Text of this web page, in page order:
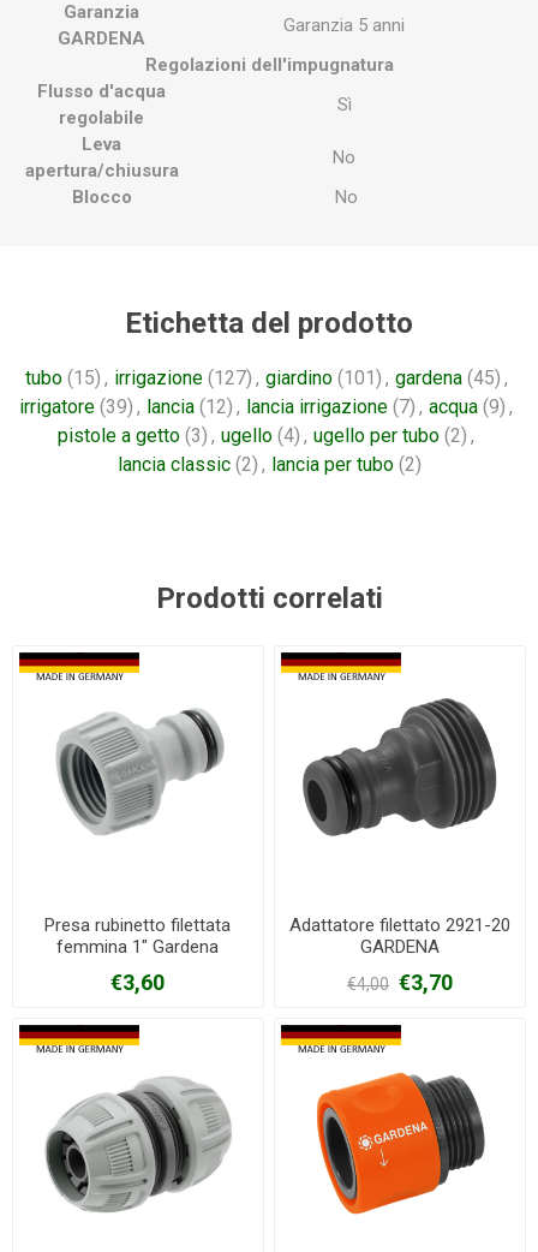
Garanzia
GARDENA
Garanzia 5 anni
Regolazioni dell'impugnatura
Flusso d'acqua
regolabile
Sì
Leva
apertura/chiusura
No
Blocco
No
Etichetta del prodotto
tubo (15) , irrigazione (127) , giardino (101) , gardena (45) ,
irrigatore (39) , lancia (12) , lancia irrigazione (7) , acqua (9) ,
pistole a getto (3) , ugello (4) , ugello per tubo (2) ,
lancia classic (2) , lancia per tubo (2)
Prodotti correlati
Presa rubinetto filettata
femmina 1" Gardena
€3,60
Adattatore filettato 2921-20
GARDENA
€4,00 €3,70